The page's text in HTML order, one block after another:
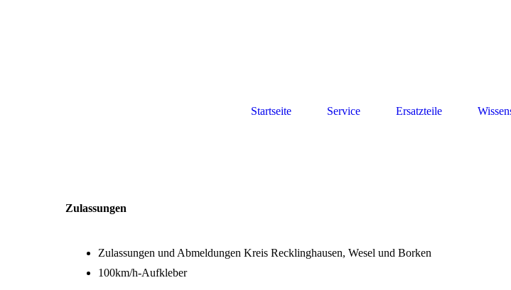
Startseite Service Ersatzteile
Zulassungen
Zulassungen und Abmeldungen Kreis Recklinghausen, Wesel und Borken
100km/h-Aufkleber